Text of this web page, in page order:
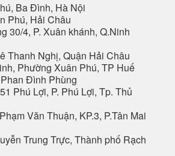
Ba Đình, Hà Nội
Phú, Hải Châu
30/4, P. Xuân khánh, Q.Ninh
Thanh Nghị, Quận Hải Châu
Phường Xuân Phú, TP Huế
Đình Phùng
Phú Lợi, P. Phú Lợi, Tp. Thủ
Văn Thuận, KP.3, P.Tân Mai
Trung Trực, Thành phố Rạch